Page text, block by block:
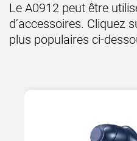
Le A0912 peut être
d’accessoires. Cliquez
plus populaires ci-